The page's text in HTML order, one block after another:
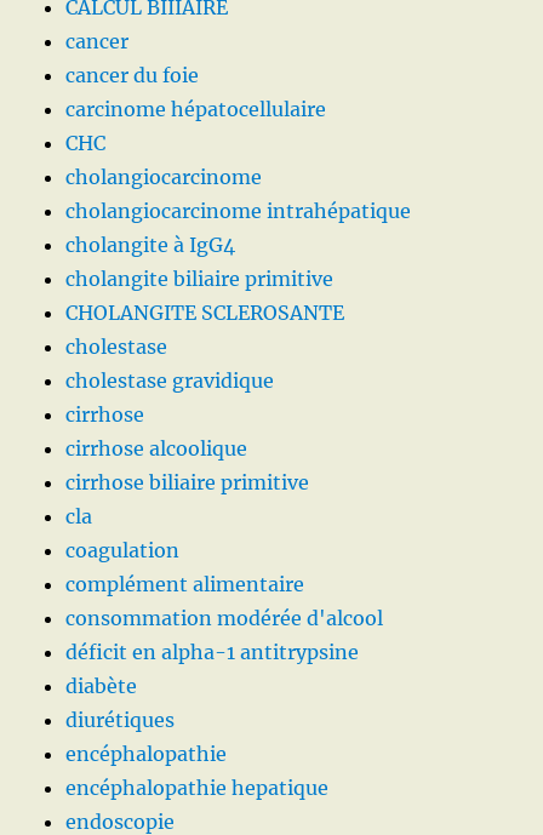
CALCUL BIIIAIRE
cancer
cancer du foie
carcinome hépatocellulaire
CHC
cholangiocarcinome
cholangiocarcinome intrahépatique
cholangite à IgG4
cholangite biliaire primitive
CHOLANGITE SCLEROSANTE
cholestase
cholestase gravidique
cirrhose
cirrhose alcoolique
cirrhose biliaire primitive
cla
coagulation
complément alimentaire
consommation modérée d'alcool
déficit en alpha-1 antitrypsine
diabète
diurétiques
encéphalopathie
encéphalopathie hepatique
endoscopie